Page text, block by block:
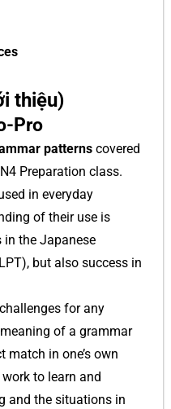
thiệu)
Pro
patterns covered
Preparation class.
in everyday
of their use is
the Japanese
but also success in
for any
of a grammar
match in one’s own
to learn and
and the situations in